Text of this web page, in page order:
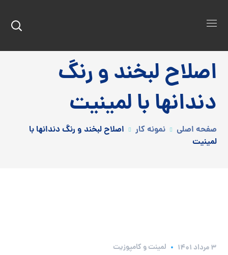
اصلاح لبخند و رنگ
دندانها با لمینیت
صفحه اصلی نمونه کار
اصلاح لبخند و رنگ دندانها با
لمینیت
3 مرداد 1401 لمینت و کامپوزیت